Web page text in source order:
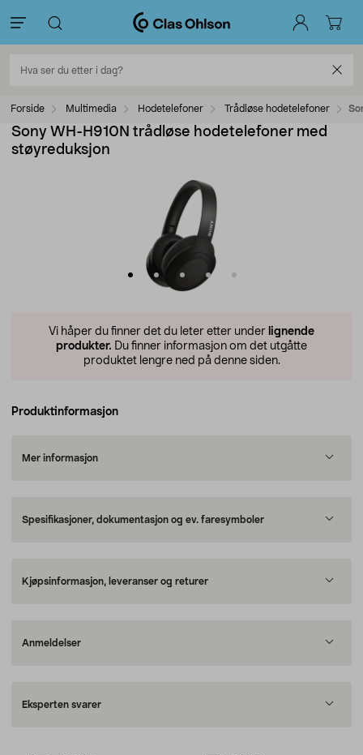
Forside Multimedia Hodetelefoner Trådløse hodetelefoner
Sony WH-H910N trådløse hodetelefoner med
støyreduksjon
Vi håper du finner det du leter etter under lignende
produkter. Du finner informasjon om det utgåtte
produktet lengre ned på denne siden.
Produktinformasjon
Mer informasjon
Spesifikasjoner, dokumentasjon og ev. faresymboler
Kjøpsinformasjon, leveranser og returer
Anmeldelser
Eksperten svarer